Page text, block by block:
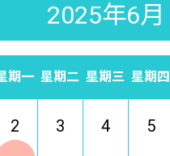
2025年6月
期一 星期二 星期三 星期四
2 3 4 5